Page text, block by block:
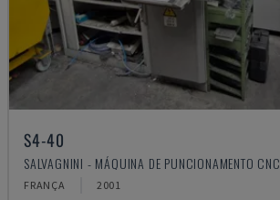
S4-40
SALVAGNINI - MÁQUINA DE PUNCIONAMENTO CNC
FRANÇA 2001